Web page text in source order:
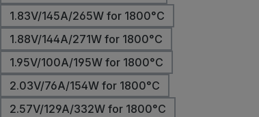
1.83V/145A/265W for 1800°C
1.88V/144A/271W for 1800°C
1.95V/100A/195W for 1800°C
2.03V/76A/154W for 1800°C
2.57V/129A/332W for 1800°C